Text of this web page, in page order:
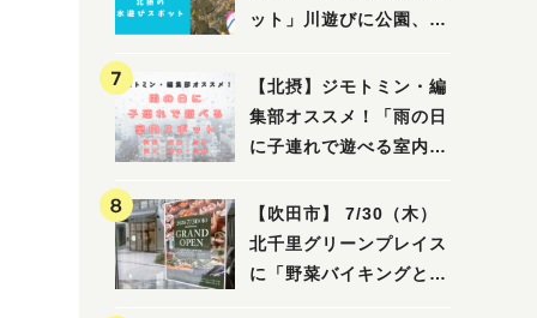
ット」川遊びに公園、プ
吹田・茨木・高槻）
【北摂】ジモトミン・編
集部オススメ！「雨の日
に子連れで遊べる室内ス
箕面・吹田・豊中・茨
木・池田）
【吹田市】 7/30（木）
北千里グリーンプレイス
に「野菜バイキングと飲